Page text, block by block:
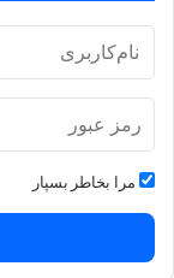
مرا بخاطر بسپار